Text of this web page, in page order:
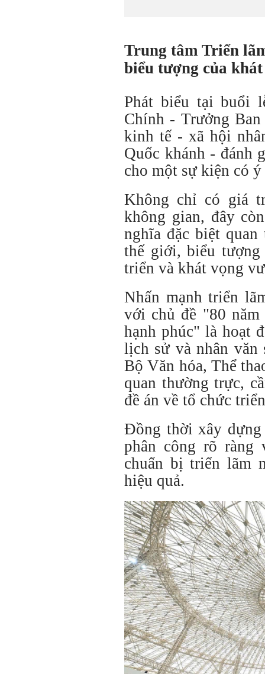
Trung tâm Triển
biểu tượng của
Phát biểu tại buổi
Chính - Trưởng
kinh tế - xã hội
Quốc khánh - đánh
cho một sự kiện có
Không chỉ có giá
không gian, đây
nghĩa đặc biệt
thế giới, biểu
triển và khát vọng
Nhấn mạnh triển
với chủ đề "80
hạnh phúc" là hoạt
lịch sử và nhân văn
Bộ Văn hóa, Thể
quan thường trực,
đề án về tổ chức
Đồng thời xây dựng
phân công rõ ràng
chuẩn bị triển lãm
hiệu quả.